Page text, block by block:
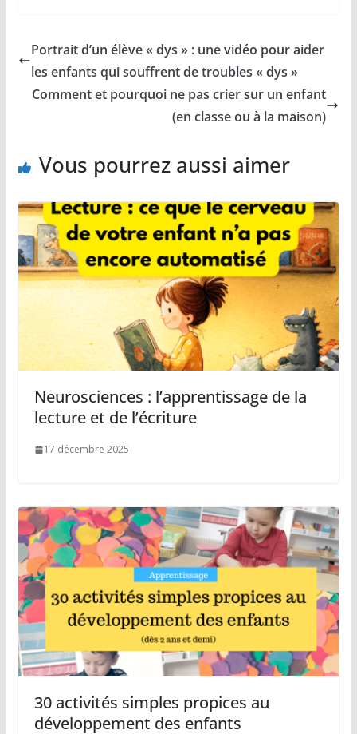
Portrait d’un élève « dys » : une vidéo pour aider
les enfants qui souffrent de troubles « dys »
Comment et pourquoi ne pas crier sur un enfant
(en classe ou à la maison)
Vous pourrez aussi aimer
Neurosciences : l’apprentissage de la
lecture et de l’écriture
17 décembre 2025
30 activités simples propices au
développement des enfants